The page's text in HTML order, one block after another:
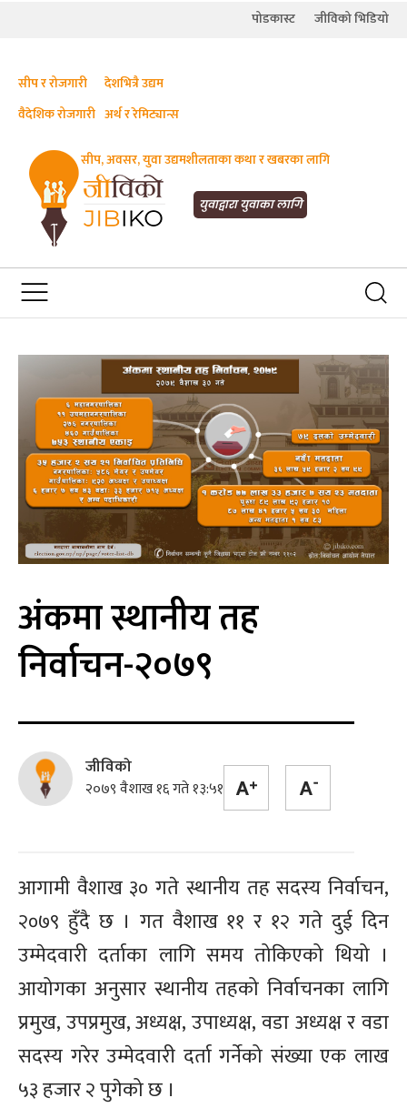
पोडकास्ट जीविको भिडियो
युवाद्वारा युवाका लागि
JIBIKO.COM
तपाईंको जीविकाको साथी
सीप, अवसर, युवा उद्यमशीलताका कथा र खबरका लागि
सीप र रोजगारी
देशभित्रै उद्यम
वैदेशिक रोजगारी अर्थ र रेमिट्यान्स
अंकमा स्थानीय तह
निर्वाचन-२०७९
जीविको
२०७९ वैशाख १६ गते १३:५१
आगामी वैशाख ३० गते स्थानीय तह सदस्य निर्वाचन,
२०७९ हुँदै छ । गत वैशाख ११ र १२ गते दुई दिन
उम्मेदवारी दर्ताका लागि समय तोकिएको थियो ।
आयोगका अनुसार स्थानीय तहको निर्वाचनका लागि
प्रमुख, उपप्रमुख, अध्यक्ष, उपाध्यक्ष, वडा अध्यक्ष र वडा
सदस्य गरेर उम्मेदवारी दर्ता गर्नेको संख्या एक लाख
५३ हजार २ पुगेको छ ।